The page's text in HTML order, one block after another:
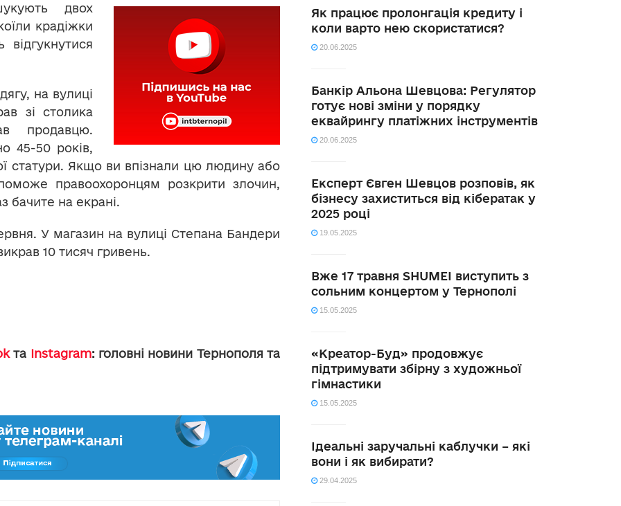
двох
крадіжки
відгукнутися
на вулиці
зі столика
продавцю.
45-50 років,
статури. Якщо ви впізнали цю людину або
правоохоронцям розкрити злочин,
бачите на екрані.
У магазин на вулиці Степана Бандери
10 тисяч гривень.
та Instagram: головні новини Тернополя та
Як працює пролонгація кредиту і
коли варто нею скористатися?
20.06.2025
Банкір Альона Шевцова: Регулятор
готує нові зміни у порядку
еквайрингу платіжних інструментів
20.06.2025
Експерт Євген Шевцов розповів, як
бізнесу захиститься від кібератак у
2025 році
19.05.2025
Вже 17 травня SHUMEI виступить з
сольним концертом у Тернополі
15.05.2025
«Креатор-Буд» продовжує
підтримувати збірну з художньої
гімнастики
15.05.2025
Ідеальні заручальні каблучки – які
вони і як вибирати?
29.04.2025